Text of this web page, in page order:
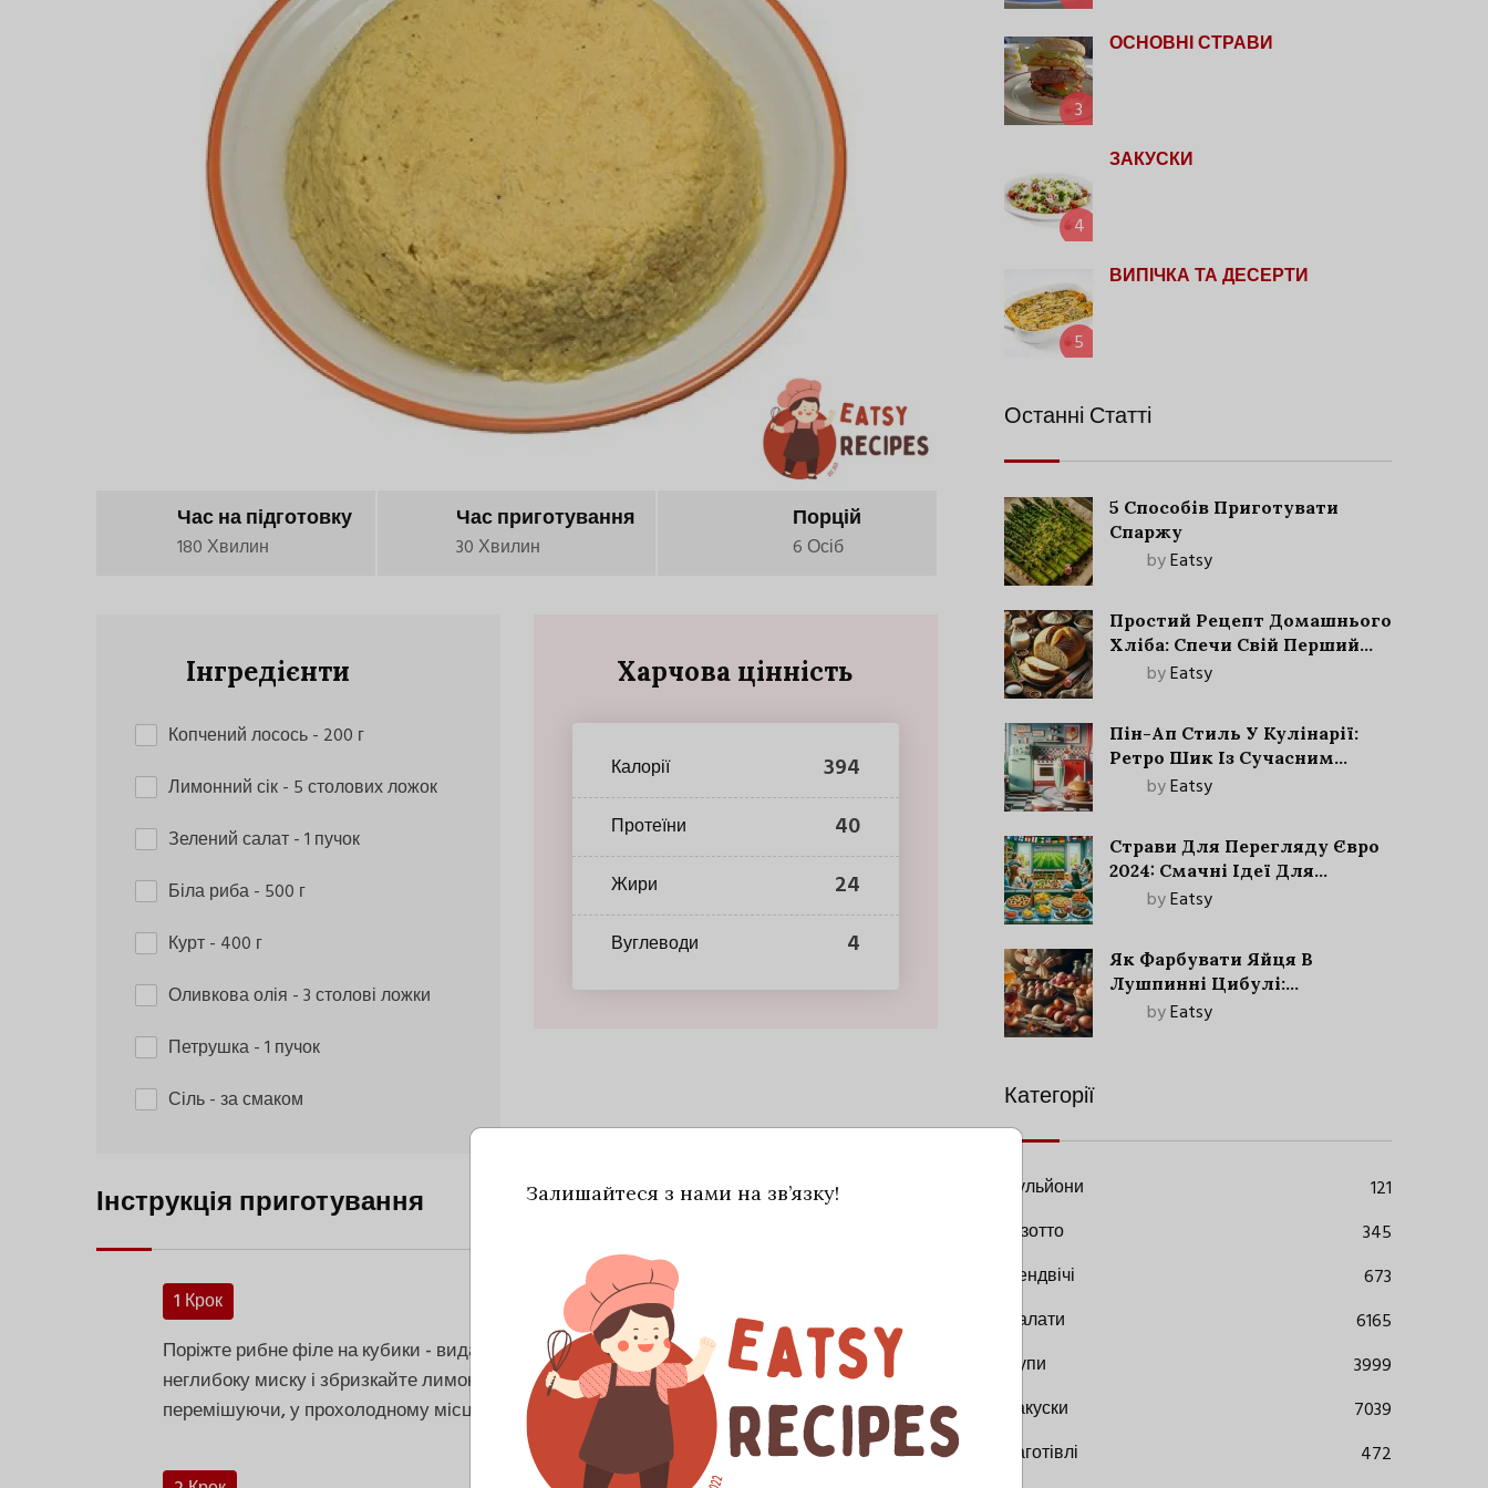
Час на підготовку
180 Хвилин
Час приготування
30 Хвилин
Порцій
6 Осіб
Інгредієнти
Копчений лосось- 200 г
Лимонний сік- 5 столових ложок
Зелений салат- 1 пучок
Біла риба- 500 г
Курт- 400 г
Оливкова олія - 3 столові ложки
Петрушка- 1 пучок
Сіль- за смаком
Харчова цінність
Калорії 394
Протеїни 40
Жири 24
Вуглеводи 4
Інструкція приготування
1 Крок
Поріжте рибне філе на кубики - видаліть будь-які кістки і шкіру. Покладіть рибу в
неглибоку миску і збризкайте лимонним соком. Залишіть маринуватися, іноді
перемішуючи, у прохолодному місці на 3:00.
3
ОСНОВНІ СТРАВИ
4
ЗАКУСКИ
5
ВИПІЧКА ТА ДЕСЕРТИ
Останні Статті
5 Способів Приготувати
Спаржу
byEatsy
Простий Рецепт Домашнього
Хліба: Спечи Свій Перший
Запашний Хліб!
byEatsy
Пін-Ап Стиль У Кулінарії:
Ретро Шик Із Сучасним
Акцентом
byEatsy
Страви Для Перегляду Євро
2024: Смачні Ідеї Для
Футбольного Свята
byEatsy
Як Фарбувати Яйця В
Лушпинні Цибулі:
Старовинний Метод З
byEatsy
Категорії
Бульйони
121
Різотто
345
Сендвічі
673
Салати
6165
Супи
3999
Закуски
7039
Заготівлі
472
Залишайтеся з нами на зв’язку!